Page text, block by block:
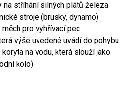
na stříhání silných plátů železa
stroje (brusky, dynamo)
pro vyhřívací pec
výše uvedené uvádí do pohybu
na vodu, která slouží jako
kolo)